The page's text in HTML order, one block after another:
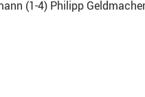
(1-4) Philipp